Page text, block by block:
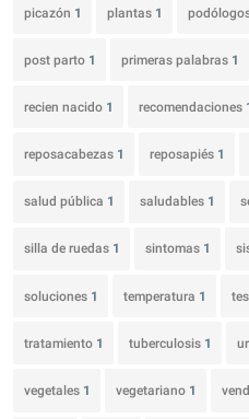
picazón 1 plantas 1
post parto 1 primeras palabras 1
recien nacido 1 recomendaciones
reposacabezas 1 reposapiés 1
salud pública 1 saludables 1
silla de ruedas 1 sintomas 1
soluciones 1 temperatura 1
tratamiento 1 tuberculosis 1
vegetales 1 vegetariano 1